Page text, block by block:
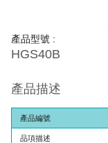
產品型號 :
HGS40B
產品描述
產品編號
品項描述